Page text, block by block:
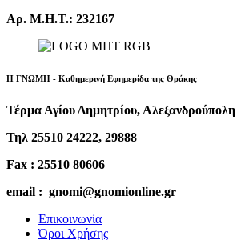
Αρ. Μ.Η.Τ.: 232167
Η ΓΝΩΜΗ - Καθημερινή Εφημερίδα της Θράκης
Τέρμα Αγίου Δημητρίου, Αλεξανδρούπολη
Τηλ 25510 24222, 29888
Fax : 25510 80606
email : gnomi@gnomionline.gr
Επικοινωνία
Όροι Χρήσης